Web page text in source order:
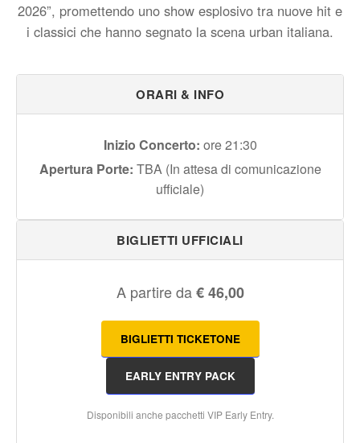
2026”, promettendo uno show esplosivo tra nuove hit e
i classici che hanno segnato la scena urban italiana.
ORARI & INFO
Inizio Concerto: ore 21:30
Apertura Porte: TBA (In attesa di comunicazione
ufficiale)
BIGLIETTI UFFICIALI
A partire da€ 46,00
BIGLIETTI TICKETONE
EARLY ENTRY PACK
Disponibili anche pacchetti VIP Early Entry.